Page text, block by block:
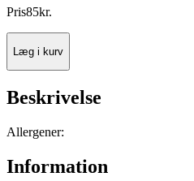
Pris85kr.
Læg i kurv
Beskrivelse
Allergener:
Information